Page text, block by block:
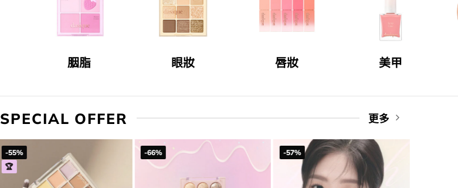
胭脂 眼妝 唇妝 美甲
SPECIAL OFFER 更多
-55%
🏆
-66% -57%